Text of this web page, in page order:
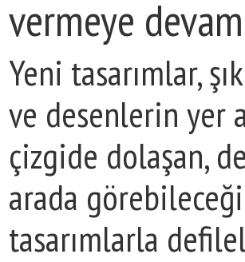
vermeye
Yeni tasarımlar,
ve desenlerin yer
çizgide dolaşan,
arada
tasarımlarla